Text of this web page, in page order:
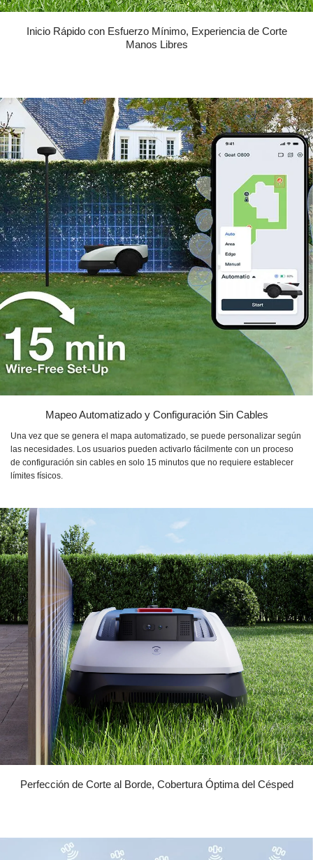
Inicio Rápido con Esfuerzo Mínimo, Experiencia de Corte
Manos Libres
Mapeo Automatizado y Configuración Sin Cables
Una vez que se genera el mapa automatizado, se puede personalizar según
las necesidades. Los usuarios pueden activarlo fácilmente con un proceso
de configuración sin cables en solo 15 minutos que no requiere establecer
límites físicos.
Perfección de Corte al Borde, Cobertura Óptima del Césped